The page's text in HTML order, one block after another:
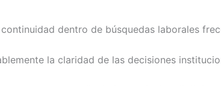
dentro de búsquedas laborales
la claridad de las decisiones